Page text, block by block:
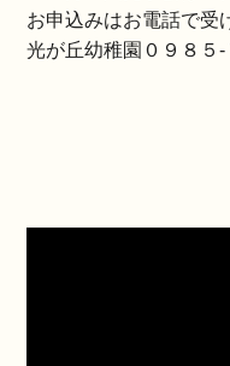
お申込みはお電話で受
光が丘幼稚園０９８５‐